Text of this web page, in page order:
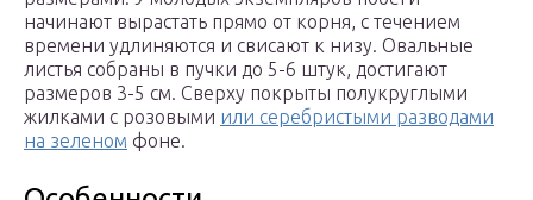
начинают вырастать прямо от корня, с течением
времени удлиняются и свисают к низу. Овальные
листья собраны в пучки до 5-6 штук, достигают
размеров 3-5 см. Сверху покрыты полукруглыми
жилками с розовыми или серебристыми разводами
на зеленом фоне.